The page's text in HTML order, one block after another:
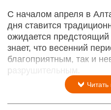
С началом апреля в
дня ставится
ожидается
знает, что весенний
благоприятным, так и
разрушительным.